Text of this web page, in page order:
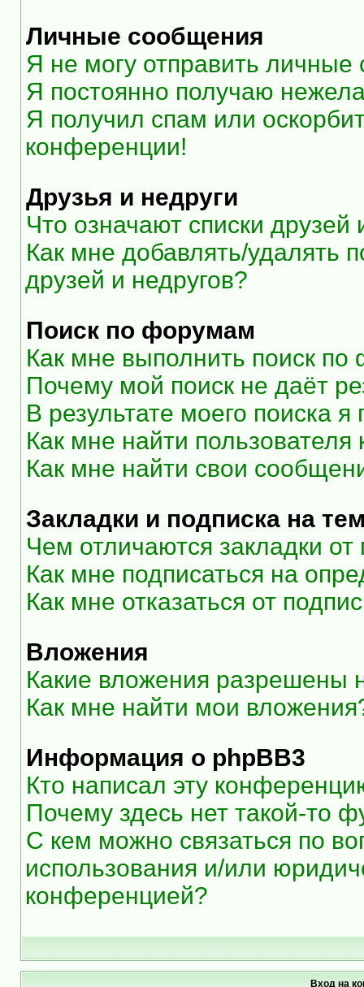
Личные сообщения
Я не могу отправить
Я постоянно получаю
Я получил спам или
конференции!
Друзья и недруги
Что означают списки друзей
Как мне добавлять/удалять
друзей и недругов?
Поиск по форумам
Как мне выполнить поиск
Почему мой поиск не даёт
В результате моего поиска
Как мне найти
Как мне найти свои
Закладки и подписка на
Чем отличаются закладки от
Как мне подписаться на
Как мне отказаться от
Вложения
Какие вложения разрешены
Как мне найти мои
Информация о phpBB3
Кто написал эту
Почему здесь нет такой-то
С кем можно связаться по
использования и/или
конференцией?
Вход на